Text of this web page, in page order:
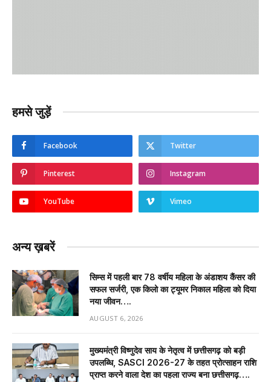
हमसे जुड़ें
Facebook Twitter
Pinterest Instagram
YouTube Vimeo
अन्य ख़बरें
सिम्स में पहली बार 78 वर्षीय महिला के अंडाशय कैंसर की
सफल सर्जरी, एक किलो का ट्यूमर निकाल महिला को दिया
नया जीवन….
AUGUST 6, 2026
मुख्यमंत्री विष्णुदेव साय के नेतृत्व में छत्तीसगढ़ को बड़ी
उपलब्धि, SASCI 2026-27 के तहत प्रोत्साहन राशि
प्राप्त करने वाला देश का पहला राज्य बना छत्तीसगढ़….